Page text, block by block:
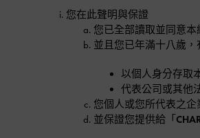
您在此聲明與保證
您已全部讀取並同意本
並且您已年滿十八歲
以個人身分存取
代表公司或其他
您個人或您所代表之企
並保證您提供給「